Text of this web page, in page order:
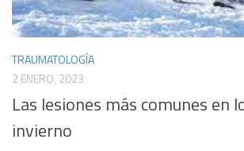
TRAUMATOLOGÍA
2 ENERO, 2023
Las lesiones más comunes en
invierno